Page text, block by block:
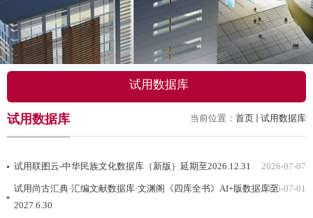
试用数据库
当前位置： 首页 试用数据库
试用数据库
试用联图云-中华民族文化数据库（新版）延期至2026.12.31 2026-07-07
试用尚古汇典·汇编文献数据库·文渊阁《四库全书》AI+版数据库至
2027.6.30
2026-07-01